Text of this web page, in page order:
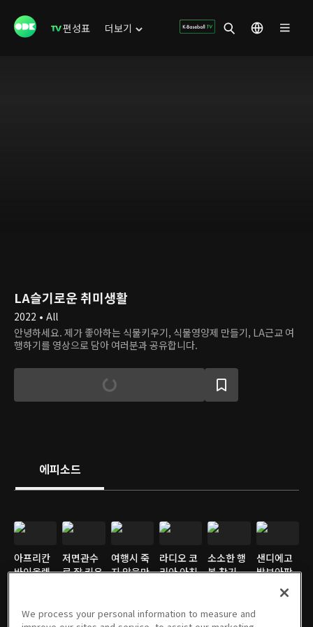
편성표 더보기
LA슬기로운 취미생활
2022 • All
안녕하세요. 제가 좋아하는 식물키우기, 식물영양제 만들기, LA근교 여
행하기를 영상으로 담아 여러분과 공유합니다.
에피소드
아프리칸
바이올렛
저면관수
로 잘 키우
여행시 죽
지 않을만
법
라디오 코
리아 아침
았어요
소소한 행
복 찾기
샌디에고
발보아팍
올드타운
즐기기 09/11/2022 • 7분
We process your personal information to measure and